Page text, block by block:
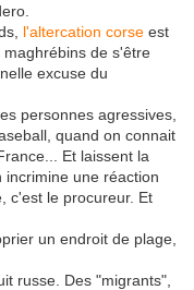
l'altercation corse est
de s'être
excuse du
personnes agressives,
quand on connait
Et laissent la
une réaction
c'est le procureur. Et
un endroit de plage,
russe. Des "migrants",